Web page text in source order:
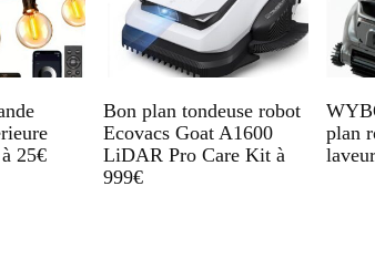
25€
Bon plan tondeuse robot
Ecovacs Goat A1600
LiDAR Pro Care Kit à
999€
plan